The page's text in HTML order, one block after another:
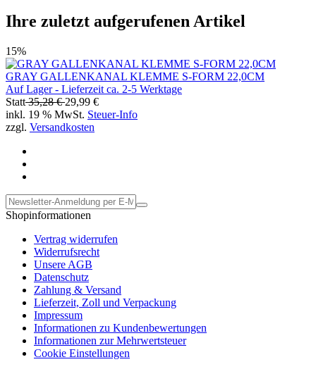
Ihre zuletzt aufgerufenen Artikel
15%
GRAY GALLENKANAL KLEMME S-FORM 22,0CM
Auf Lager - Lieferzeit ca. 2-5 Werktage
Statt35,28 €29,99 €
inkl. 19 % MwSt. Steuer-Info
zzgl. Versandkosten
Shopinformationen
Vertrag widerrufen
Widerrufsrecht
Unsere AGB
Datenschutz
Zahlung & Versand
Lieferzeit, Zoll und Verpackung
Impressum
Informationen zu Kundenbewertungen
Informationen zur Mehrwertsteuer
Cookie Einstellungen